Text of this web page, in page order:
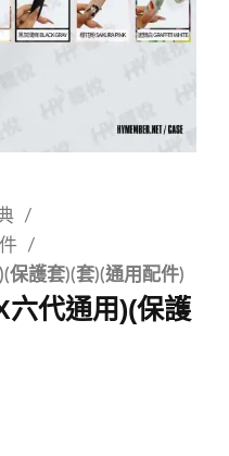
保護套)(套)(通用配件)
代通用)(保護